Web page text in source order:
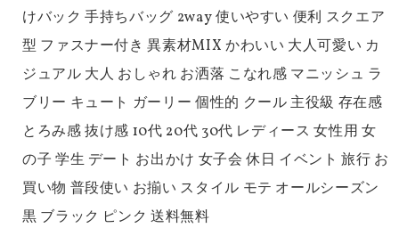
けバック 手持ちバッグ 2way 使いやすい 便利 スクエア
型 ファスナー付き 異素材MIX かわいい 大人可愛い カ
ジュアル 大人 おしゃれ お洒落 こなれ感 マニッシュ ラ
ブリー キュート ガーリー 個性的 クール 主役級 存在感
とろみ感 抜け感 10代 20代 30代 レディース 女性用 女
の子 学生 デート お出かけ 女子会 休日 イベント 旅行 お
買い物 普段使い お揃い スタイル モテ オールシーズン
黒 ブラック ピンク 送料無料